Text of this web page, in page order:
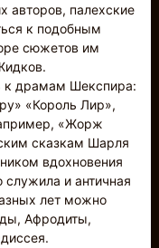
авторов, палехские
к подобным
сюжетов им
к драмам Шекспира:
«Король Лир»,
«Жорж
сказкам Шарля
вдохновения
и античная
лет можно
Афродиты,